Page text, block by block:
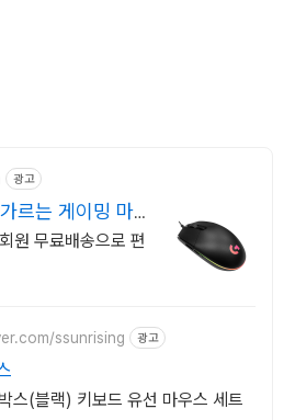
광고
르는 게이밍 마
원 무료배송으로 편
ssunrising 광고
스(블랙) 키보드 유선 마우스 세트